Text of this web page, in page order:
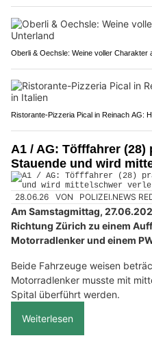
Oberli & Oechsle: Weine voller Charakter
Ristorante-Pizzeria Pical in Reinach AG:
A1 / AG: Töfffahrer
Stauende und wird
28.06.26 VON POLIZEI.NEWS
Am Samstagmittag,
Richtung Zürich zu einem
Motorradlenker und einem
Beide Fahrzeuge weisen
Motorradlenker musste mit
Spital überführt werden.
Weiterlesen